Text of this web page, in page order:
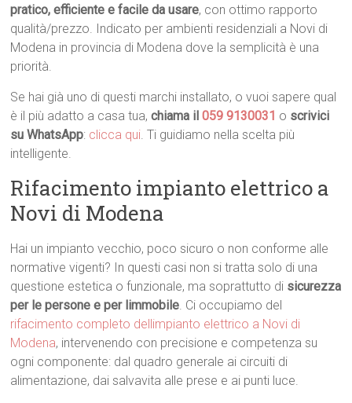
pratico, efficiente e facile da usare, con ottimo rapporto
qualità/prezzo. Indicato per ambienti residenziali a Novi di
Modena in provincia di Modena dove la semplicità è una
priorità.
Se hai già uno di questi marchi installato, o vuoi sapere qual
è il più adatto a casa tua,chiama il059 9130031 o scrivici
su WhatsApp: clicca qui. Ti guidiamo nella scelta più
intelligente.
Rifacimento impianto elettrico a
Novi di Modena
Hai un impianto vecchio, poco sicuro o non conforme alle
normative vigenti? In questi casi non si tratta solo di una
questione estetica o funzionale, ma soprattutto di sicurezza
per le persone e per limmobile. Ci occupiamo del
rifacimento completo dellimpianto elettrico a Novi di
Modena, intervenendo con precisione e competenza su
ogni componente: dal quadro generale ai circuiti di
alimentazione, dai salvavita alle prese e ai punti luce.